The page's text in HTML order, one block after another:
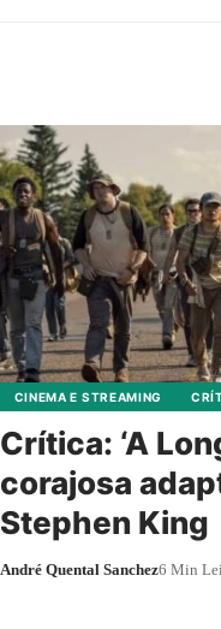
CINEMA E STREAMING
Crítica: ‘A
corajosa
Stephen King
André Quental Sanchez6 Min